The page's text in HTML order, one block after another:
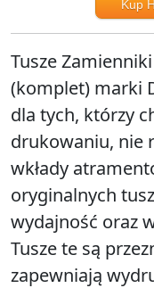
Kup
Tusze
(komplet) marki
dla tych, którzy
drukowaniu, nie
wkłady
oryginalnych
wydajność oraz
Tusze te są
zapewniają